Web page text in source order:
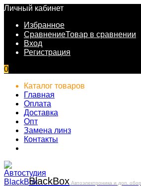
Личный кабинет
Избранное
СравнениеТовар в сравнении
Вход
Регистрация
0
Каталог товаров
Главная
Оплата
Доставка
Опт
Замена линз
Контакты
BlackBox Автоэлектроника и доп.